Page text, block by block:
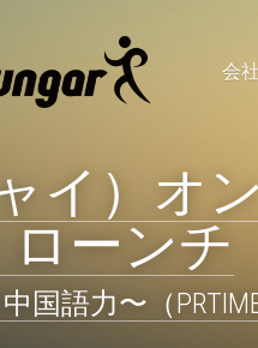
会
ャイ）オ
ーンチ
語力〜（